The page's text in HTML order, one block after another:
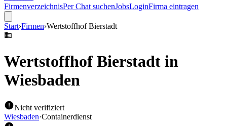
FirmenverzeichnisPer Chat suchenJobsLoginFirma eintragen
Start›Firmen›Wertstoffhof Bierstadt
Wertstoffhof Bierstadt in
Wiesbaden
Nicht verifiziert
Wiesbaden·Containerdienst